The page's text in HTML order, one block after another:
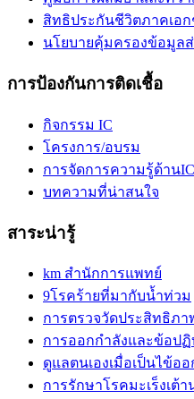
สิทธิประกันชีวิตภาคเอ
นโยบายคุ้มครองข้อมูล
การป้องกันการติดเชื้อ
กิจกรรม IC
โครงการ/อบรม
การจัดการความรู้ด้านIC
บทความที่น่าสนใจ
สาระน่ารู้
km สำนักการแพทย์
9โรคร้ายที่มากับน้ำท่วม
การตรวจวัดประสิทธิภ
การออกกำลังและข้อป
ดูแลตนเองเมื่อเป็นไข้อ
การรักษาโรคมะเร็งเต้า